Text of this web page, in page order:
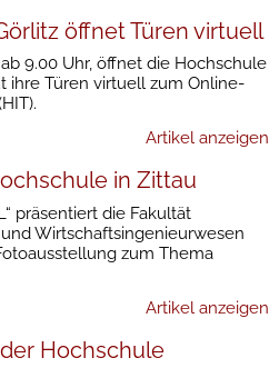
öffnet Türen virtuell
9.00 Uhr, öffnet die Hochschule
ihre Türen virtuell zum Online-
Artikel anzeigen
in Zittau
präsentiert die Fakultät
Wirtschaftsingenieurwesen
zum Thema
Artikel anzeigen
Hochschule